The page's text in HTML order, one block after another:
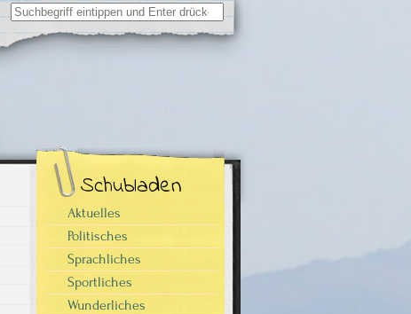
Suchergebnisse
für:
Schubladen
Aktuelles
Politisches
Sprachliches
Sportliches
Wunderliches